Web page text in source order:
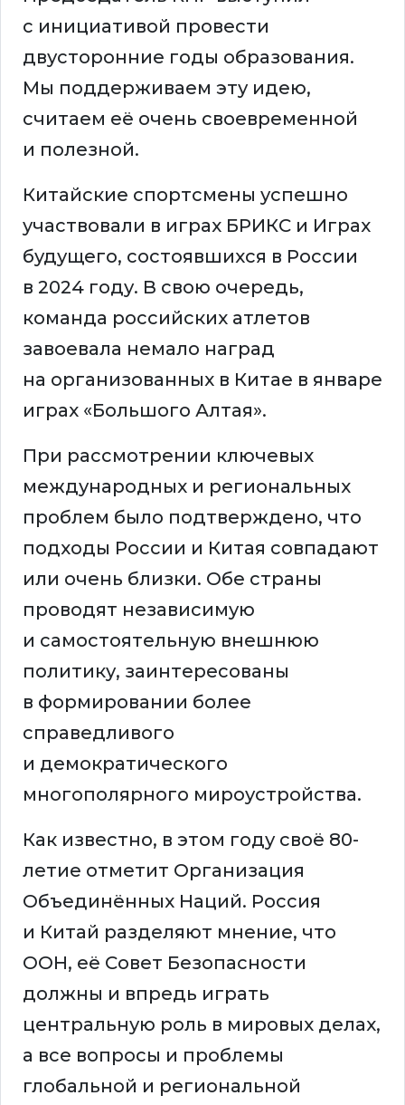
с инициативой провести
двусторонние годы образования.
Мы поддерживаем эту идею,
считаем её очень своевременной
и полезной.
Китайские спортсмены успешно
участвовали в играх БРИКС и Играх
будущего, состоявшихся в России
в 2024 году. В свою очередь,
команда российских атлетов
завоевала немало наград
на организованных в Китае в январе
играх «Большого Алтая».
При рассмотрении ключевых
международных и региональных
проблем было подтверждено, что
подходы России и Китая совпадают
или очень близки. Обе страны
проводят независимую
и самостоятельную внешнюю
политику, заинтересованы
в формировании более
справедливого
и демократического
многополярного мироустройства.
Как известно, в этом году своё 80-
летие отметит Организация
Объединённых Наций. Россия
и Китай разделяют мнение, что
ООН, её Совет Безопасности
должны и впредь играть
центральную роль в мировых делах,
а все вопросы и проблемы
глобальной и региональной